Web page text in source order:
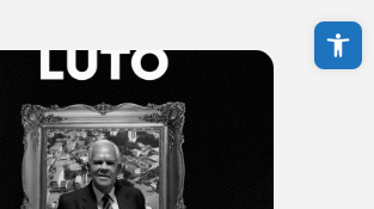
Abrir a barra de ferramentas